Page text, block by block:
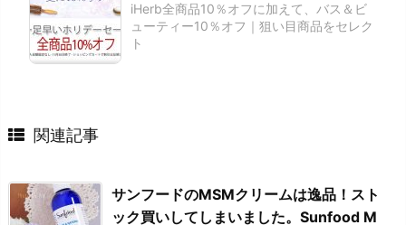
iHerb全商品10％オフに加えて、バス＆ビ
ューティー10％オフ｜狙い目商品をセレク
ト
関連記事
サンフードのMSMクリームは逸品！スト
ック買いしてしまいました。Sunfood M